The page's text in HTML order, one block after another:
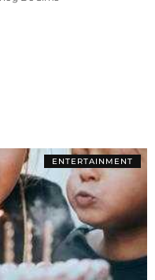
ENTERTAINMENT